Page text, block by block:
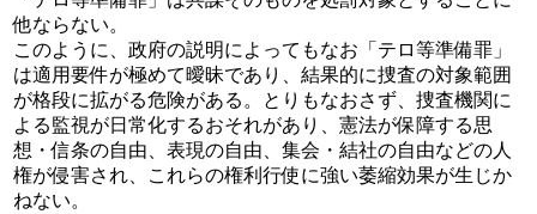
他ならない。
このように、政府の説明によってもなお「テロ等準備罪」
は適用要件が極めて曖昧であり、結果的に捜査の対象範囲
が格段に拡がる危険がある。とりもなおさず、捜査機関に
よる監視が日常化するおそれがあり、憲法が保障する思
想・信条の自由、表現の自由、集会・結社の自由などの人
権が侵害され、これらの権利行使に強い萎縮効果が生じか
ねない。